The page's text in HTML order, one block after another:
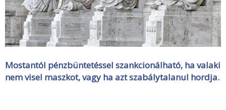
Mostantól pénzbüntetéssel szankcionálható, ha valaki
nem visel maszkot, vagy ha azt szabálytalanul hordja.